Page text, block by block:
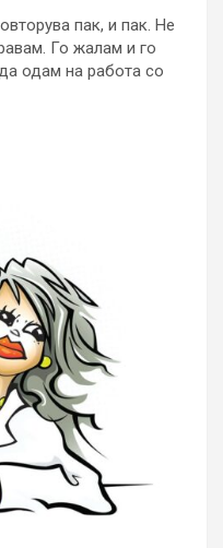
пак, и пак. Не
Го жалам и го
одам на работа со